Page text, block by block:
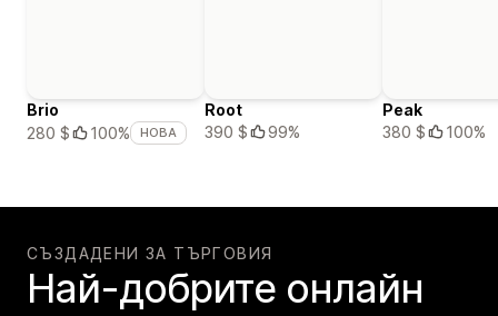
Brio
280 $
100% НОВА
Root
390 $
99%
Peak
380 $
100%
СЪЗДАДЕНИ ЗА ТЪРГОВИЯ
Най-добрите онлайн